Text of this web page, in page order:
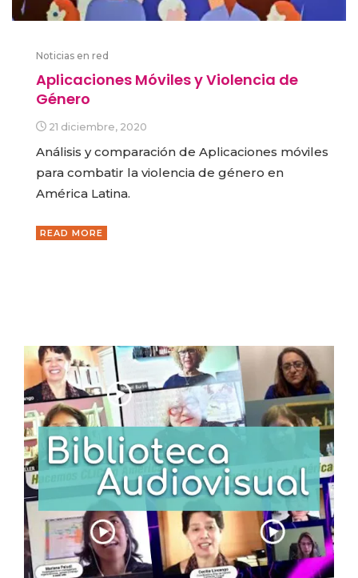
Noticias en red
Aplicaciones Móviles y Violencia de
Género
21 diciembre, 2020
Análisis y comparación de Aplicaciones móviles
para combatir la violencia de género en
América Latina.
READ MORE